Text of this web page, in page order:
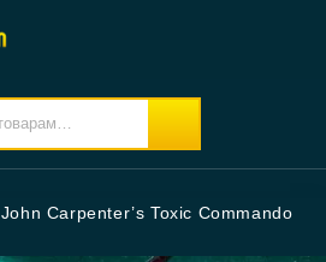
John Carpenter’s Toxic Commando